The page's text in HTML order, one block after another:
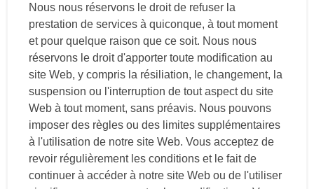
Nous nous réservons le droit de refuser la
prestation de services à quiconque, à tout moment
et pour quelque raison que ce soit. Nous nous
réservons le droit d'apporter toute modification au
site Web, y compris la résiliation, le changement, la
suspension ou l'interruption de tout aspect du site
Web à tout moment, sans préavis. Nous pouvons
imposer des règles ou des limites supplémentaires
à l'utilisation de notre site Web. Vous acceptez de
revoir régulièrement les conditions et le fait de
continuer à accéder à notre site Web ou de l'utiliser